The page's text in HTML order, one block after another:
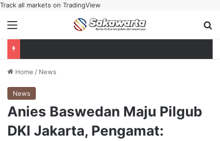
Track all markets on TradingView
Menu
Home / News
News
Anies Baswedan Maju Pilgub
DKI Jakarta, Pengamat: